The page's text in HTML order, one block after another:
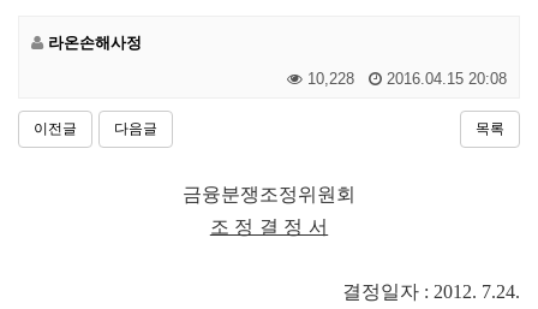
라온손해사정
10,228
2016.04.15 20:08
이전글 다음글 목록
금융분쟁조정위원회
조 정 결 정 서
결정일자 : 2012. 7.24.